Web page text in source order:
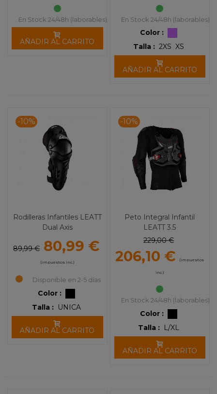
En Stock 24/48h (laborables)
AÑADIR AL CARRITO
En Stock 24/48h (laborables)
Color :
Talla : 2XS XS
AÑADIR AL CARRITO
-10%
Rodilleras Infantiles LEATT
Dual Axis
89,99 € 80,99 €
(impuestos inc.)
Disponible en 2-5 días
Color :
Talla :
UNICA
AÑADIR AL CARRITO
-10%
Peto Integral Infantil
LEATT 3.5
229,00 €
206,10 € (impuestos
inc.)
En Stock 24/48h (laborables)
Color :
Talla :
L/XL
AÑADIR AL CARRITO